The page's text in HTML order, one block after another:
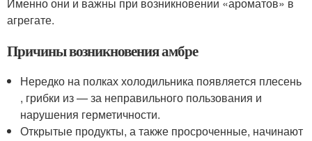
агрегате.
Причины возникновения амбре
Нередко на полках холодильника появляется плесень
, грибки из — за неправильного пользования и
нарушения герметичности.
Открытые продукты, а также просроченные, начинают